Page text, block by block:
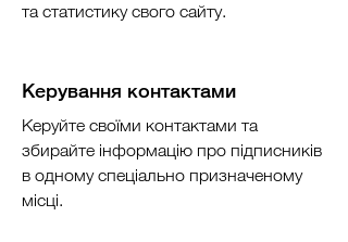
та статистику свого сайту.
Керуйте своїми контактами та
збирайте інформацію про підписників
в одному спеціально призначеному
місці.
Керування контактами